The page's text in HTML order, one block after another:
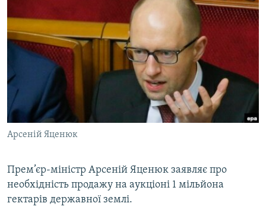
КИТАЙ.ВИКЛИКИ
МУЛЬТИМЕДІА
ФОТО
СПЕЦПРОЄКТИ
ПОДКАСТИ
РУС
УКР
Арсеній Яценюк
Прем’єр-міністр Арсеній Яценюк заявляє про
необхідність продажу на аукціоні 1 мільйона
гектарів державної землі.